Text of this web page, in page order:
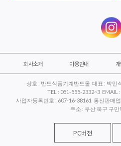
회사소개 이용안내
상호 : 반도식품기계반도몰 대표 : 박민
TEL : 051-555-2332~3 EMAIL
사업자등록번호 : 607-16-38161 통신판매
주소 : 부산 북구 구
PC버전